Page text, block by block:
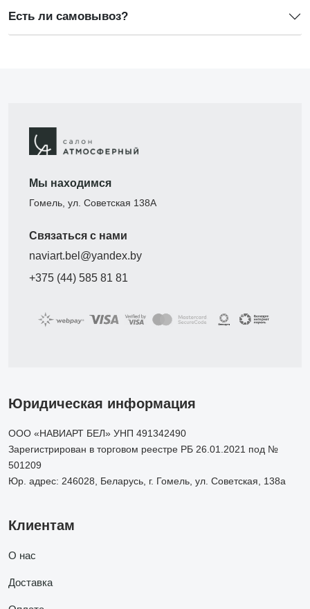
Есть ли самовывоз?
Мы находимся
Гомель, ул. Советская 138А
Связаться с нами
naviart.bel@yandex.by
+375 (44) 585 81 81
Юридическая информация
ООО «НАВИАРТ БЕЛ» УНП 491342490
Зарегистрирован в торговом реестре РБ 26.01.2021 под №
501209
Юр. адрес: 246028, Беларусь, г. Гомель, ул. Советская, 138а
Клиентам
О нас
Доставка